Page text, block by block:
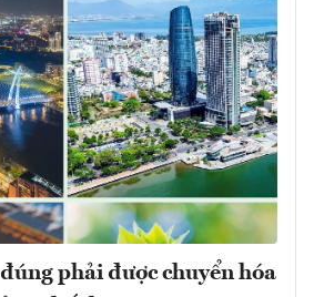
phải được chuyển hóa